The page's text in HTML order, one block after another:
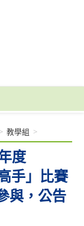
度
手」比賽
與，公告
> 教學組 >